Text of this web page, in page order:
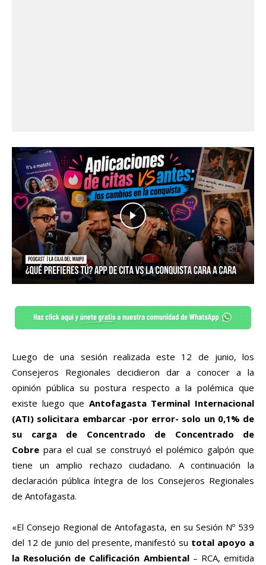
Luego de una sesión realizada este 12 de junio, los
Consejeros Regionales decidieron dar a conocer a la
opinión pública su postura respecto a la polémica que
existe luego que Antofagasta Terminal Internacional
(ATI) solicitara embarcar -por error- solo un 0,1% de
su carga de Concentrado de Concentrado de
Cobre para el cual se construyó el polémico galpón que
tiene un amplio rechazo ciudadano. A continuación la
declaración pública íntegra de los Consejeros Regionales
de Antofagasta.
«El Consejo Regional de Antofagasta, en su Sesión Nº 539
del 12 de junio del presente, manifestó su total apoyo a
la Resolución de Calificación Ambiental– RCA, emitida